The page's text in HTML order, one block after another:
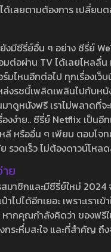
ด้เลยตามต้องการ เปลี่ยน
มีซีรี่ย์อื่น ๆ อย่าง ซีรี่ย์
มต่อผ่าน TV ได้เลยไหลลื่
มไหนอีกต่อไป ทุกเรื่องเว็
ล่งรชนี้เพลิดเพลินไปกับห
าดูหนังฟรี เราไม่พลาดที่
องง่าย.. ซีรี่ย์ Netflix เป็น
หรืออื่น ๆ เพียบ ตอบโจท
รวดเร็ว ไม่ต้องดาวน์โห
ย
มาชิกและมีซีรี่ย์ใหม่
าไปได้อีกเยอะ เพราะเร
หากคุณกำลังคิดว่า ของฟ
กระหึ่มสะใจ และที่สำคัญ